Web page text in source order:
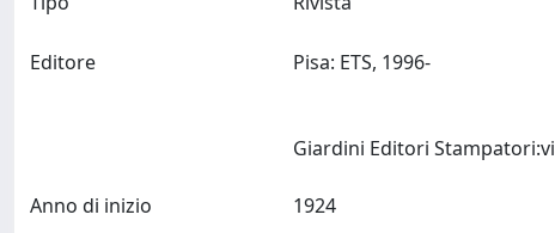
Editore Pisa: ETS, 1996-
Anno di inizio